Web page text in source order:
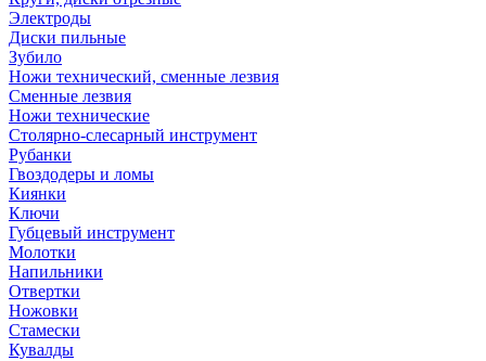
Электроды
Диски пильные
Зубило
Ножи технический, сменные лезвия
Сменные лезвия
Ножи технические
Столярно-слесарный инструмент
Рубанки
Гвоздодеры и ломы
Киянки
Ключи
Губцевый инструмент
Молотки
Напильники
Отвертки
Ножовки
Стамески
Кувалды